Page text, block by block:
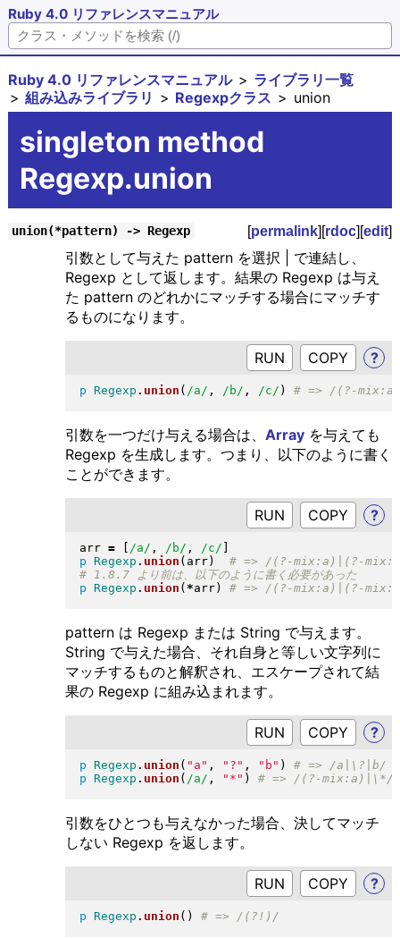
Ruby 4.0 リファレンスマニュアル
Ruby 4.0 リファレンスマニュアル
ライブラリ一覧
組み込みライブラリ
Regexpクラス union
singleton method
Regexp.union
union(*pattern) -> Regexp [permalink][rdoc][edit]
引数として与えた pattern を選択 | で連結し、
Regexp として返します。結果の Regexp は与え
た pattern のどれかにマッチする場合にマッチす
るものになります。
RUN ?
p Regexp . union ( /a/ , /b/ , /c/ )
引数を一つだけ与える場合は、 Arrayを与えても
Regexp を生成します。つまり、以下のように書く
ことができます。
RUN ?
arr = /a/ , /b/ , /c/
p
Regexp . union ( arr)
# 1.8.7 より前は、以下のように書く必要があった
p
Regexp . union ( *arr)
pattern は Regexp または String で与えます。
String で与えた場合、それ自身と等しい文字列に
マッチするものと解釈され、エスケープされて結
果の Regexp に組み込まれます。
RUN ?
p Regexp . union ( " a " , " ? " , " b " )
p
Regexp . union ( /a/ , " * " )
引数をひとつも与えなかった場合、決してマッチ
しない Regexp を返します。
RUN ?
p Regexp . union ( )